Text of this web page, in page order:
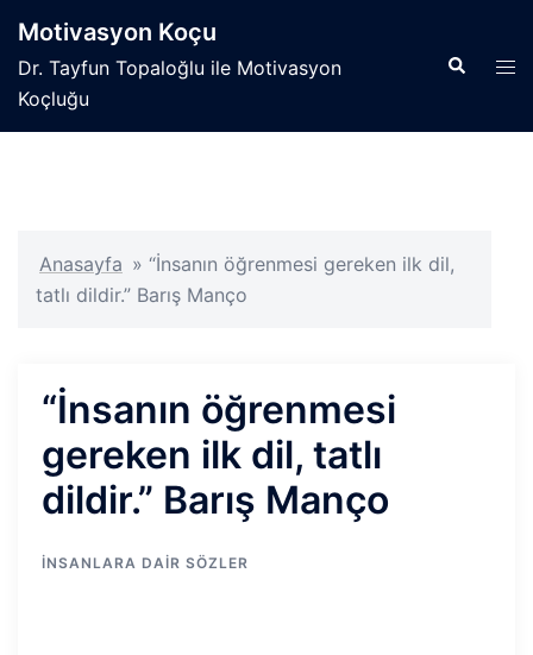
atlaMotivasyon Koçu
Dr. Tayfun Topaloğlu ile Motivasyon
Koçluğu
Search
Anasayfa » “İnsanın öğrenmesi gereken ilk dil,
tatlı dildir.” Barış Manço
“İnsanın öğrenmesi
gereken ilk dil, tatlı
dildir.” Barış Manço
İNSANLARA DAIR SÖZLER